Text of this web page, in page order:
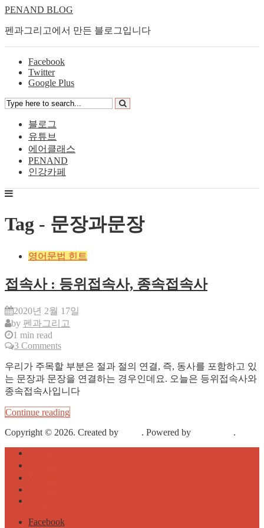
PENAND BLOG
펜과그리고에서 만든 블로그입니다
Facebook
Twitter
Google Plus
블로그
유튜브
에어클래스
PENAND
인강카페
Tag - 문장과문장
영어문법 힌트
접속사 : 등위접속사, 종속접속사
2020년 2월 17일
by 펜과그리고
1 min read
3 Comments
우리가 주목할 부분은 절과 절의 연결, 즉, 동사를 포함하고 있
는 문장과 문장을 연결하는 경우인데요. 오늘은 등위접속사와
종속접속사입니다
Continue reading
Copyright © 2026. Created by
. Powered by .
Facebook